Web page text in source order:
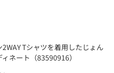
Tシャツを着用したじょん
ネート（83590916）